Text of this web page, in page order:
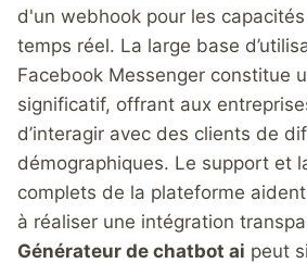
d'un webhook pour les
temps réel. La large base
Facebook Messenger constitue
significatif, offrant aux
d’interagir avec des clients de
démographiques. Le support et
complets de la plateforme
à réaliser une intégration
Générateur de chatbot ai peut